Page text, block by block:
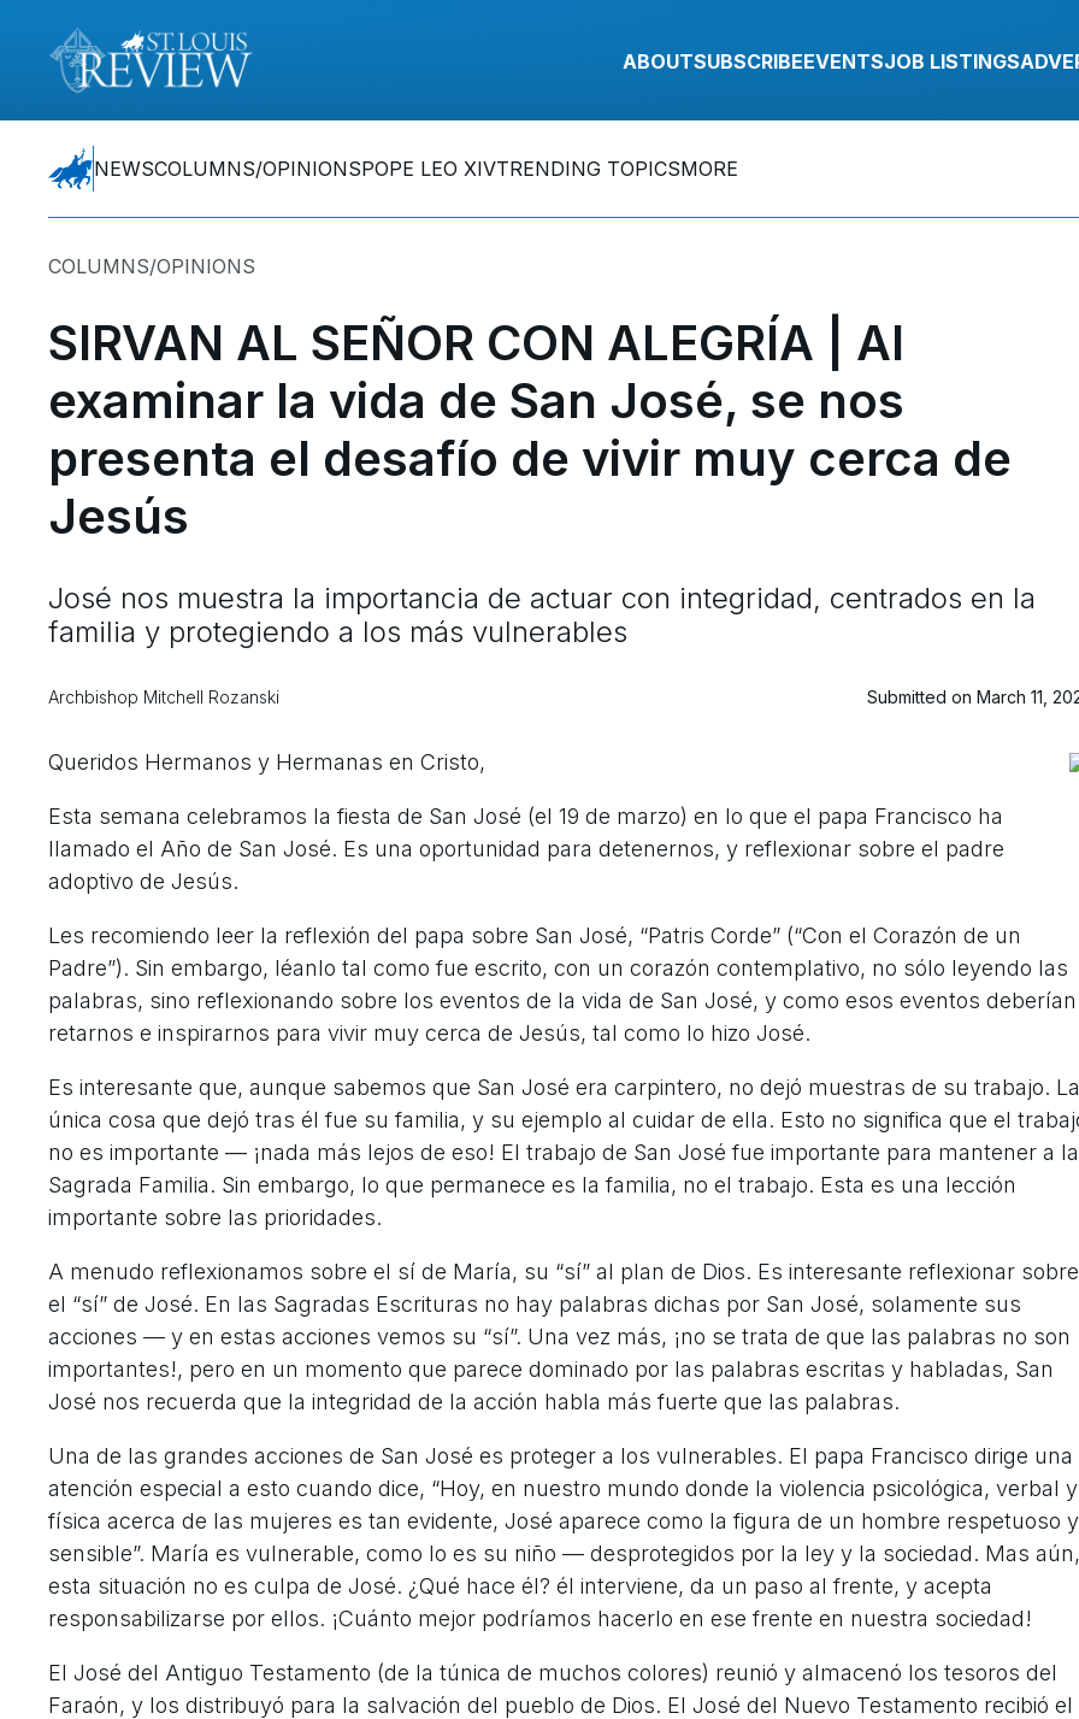
ABOUTSUBSCRIBEEVENTSJOB LISTINGS
NEWSCOLUMNS/OPINIONSPOPE LEO XIVTRENDING TOPICSMORE
COLUMNS/OPINIONS
SIRVAN AL SEÑOR CON ALEGRÍA | Al
examinar la vida de San José, se nos
presenta el desafío de vivir muy cerca de
Jesús
José nos muestra la importancia de actuar con integridad, centrados en la
familia y protegiendo a los más vulnerables
Archbishop Mitchell Rozanski Submitted on March 11,
Queridos Hermanos y Hermanas en Cristo,
Esta semana celebramos la fiesta de San José (el 19 de marzo) en lo que el papa Francisco ha
llamado el Año de San José. Es una oportunidad para detenernos, y reflexionar sobre el padre
adoptivo de Jesús.
Les recomiendo leer la reflexión del papa sobre San José, “Patris Corde” (“Con el Corazón de un
Padre”). Sin embargo, léanlo tal como fue escrito, con un corazón contemplativo, no sólo leyendo las
palabras, sino reflexionando sobre los eventos de la vida de San José, y como esos eventos deberían
retarnos e inspirarnos para vivir muy cerca de Jesús, tal como lo hizo José.
Es interesante que, aunque sabemos que San José era carpintero, no dejó muestras de su trabajo. La
única cosa que dejó tras él fue su familia, y su ejemplo al cuidar de ella. Esto no significa que el
no es importante — ¡nada más lejos de eso! El trabajo de San José fue importante para mantener a la
Sagrada Familia. Sin embargo, lo que permanece es la familia, no el trabajo. Esta es una lección
importante sobre las prioridades.
A menudo reflexionamos sobre el sí de María, su “sí” al plan de Dios. Es interesante reflexionar sobre
el “sí” de José. En las Sagradas Escrituras no hay palabras dichas por San José, solamente sus
acciones — y en estas acciones vemos su “sí”. Una vez más, ¡no se trata de que las palabras no son
importantes!, pero en un momento que parece dominado por las palabras escritas y habladas, San
José nos recuerda que la integridad de la acción habla más fuerte que las palabras.
Una de las grandes acciones de San José es proteger a los vulnerables. El papa Francisco dirige una
atención especial a esto cuando dice, “Hoy, en nuestro mundo donde la violencia psicológica, verbal y
física acerca de las mujeres es tan evidente, José aparece como la figura de un hombre respetuoso y
sensible”. María es vulnerable, como lo es su niño — desprotegidos por la ley y la sociedad. Mas aún,
esta situación no es culpa de José. ¿Qué hace él? él interviene, da un paso al frente, y acepta
responsabilizarse por ellos. ¡Cuánto mejor podríamos hacerlo en ese frente en nuestra sociedad!
El José del Antiguo Testamento (de la túnica de muchos colores) reunió y almacenó los tesoros del
Faraón, y los distribuyó para la salvación del pueblo de Dios. El José del Nuevo Testamento recibió el